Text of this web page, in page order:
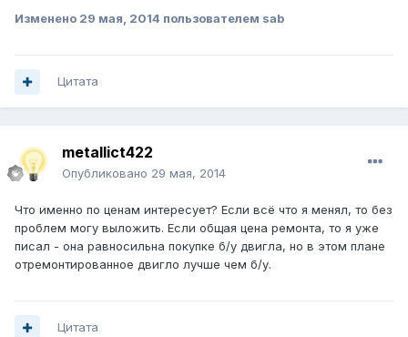
Изменено 29 мая, 2014 пользователем sab
Цитата
metallict422
Опубликовано 29 мая, 2014
Что именно по ценам интересует? Если всё что я менял, то без
проблем могу выложить. Если общая цена ремонта, то я уже
писал - она равносильна покупке б/у двигла, но в этом плане
отремонтированное двигло лучше чем б/у.
Цитата